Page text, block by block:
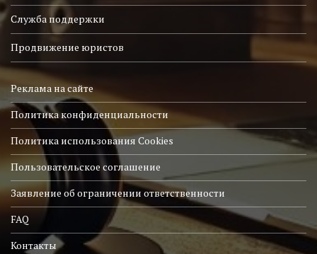
Служба поддержки
Продвижение юристов
Реклама на сайте
Политика конфиденциальности
Политика использования Cookies
Пользовательское соглашение
Заявление об ограничении ответственности
FAQ
Контакты